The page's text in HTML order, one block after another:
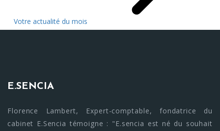
Votre actualité du mois
E.SENCIA
Florence Lambert, Expert-comptable, fondatrice du
cabinet E.Sencia témoigne : "E.sencia est né du souhait